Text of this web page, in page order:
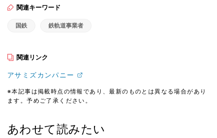
関連キーワード
国鉄 鉄軌道事業者
関連リンク
アサミズカンパニー
※本記事は掲載時点の情報であり、最新のものとは異なる場合があり
ます。予めご了承ください。
あわせて読みたい